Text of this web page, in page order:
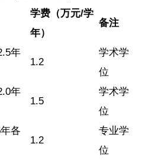
学费（万元/学
年）
备注
年
1.2
学术学
位
年
1.5
学术学
位
各
1.2
专业学
位